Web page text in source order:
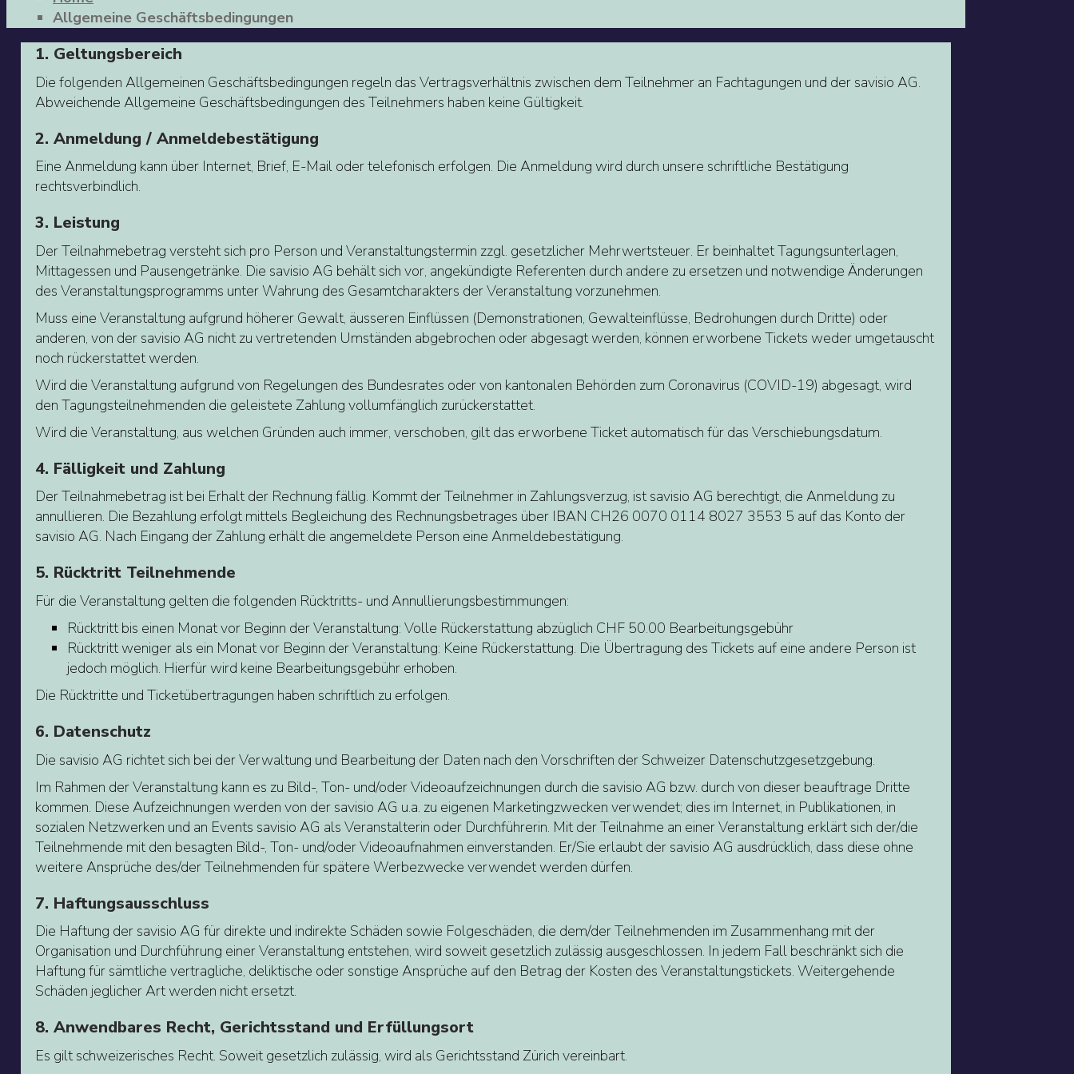
Allgemeine Geschäftsbedingungen
1. Geltungsbereich
Die folgenden Allgemeinen Geschäftsbedingungen regeln das Vertragsverhältnis zwischen dem Teilnehmer an Fachtagungen und der savisio AG.
Abweichende Allgemeine Geschäftsbedingungen des Teilnehmers haben keine Gültigkeit.
2. Anmeldung / Anmeldebestätigung
Eine Anmeldung kann über Internet, Brief, E-Mail oder telefonisch erfolgen. Die Anmeldung wird durch unsere schriftliche Bestätigung
rechtsverbindlich.
3. Leistung
Der Teilnahmebetrag versteht sich pro Person und Veranstaltungstermin zzgl. gesetzlicher Mehrwertsteuer. Er beinhaltet Tagungsunterlagen,
Mittagessen und Pausengetränke. Die savisio AG behält sich vor, angekündigte Referenten durch andere zu ersetzen und notwendige Änderungen
des Veranstaltungsprogramms unter Wahrung des Gesamtcharakters der Veranstaltung vorzunehmen.
Muss eine Veranstaltung aufgrund höherer Gewalt, äusseren Einflüssen (Demonstrationen, Gewalteinflüsse, Bedrohungen durch Dritte) oder
anderen, von der savisio AG nicht zu vertretenden Umständen abgebrochen oder abgesagt werden, können erworbene Tickets weder umgetauscht
noch rückerstattet werden.
Wird die Veranstaltung aufgrund von Regelungen des Bundesrates oder von kantonalen Behörden zum Coronavirus (COVID-19) abgesagt, wird
den Tagungsteilnehmenden die geleistete Zahlung vollumfänglich zurückerstattet.
Wird die Veranstaltung, aus welchen Gründen auch immer, verschoben, gilt das erworbene Ticket automatisch für das Verschiebungsdatum.
4. Fälligkeit und Zahlung
Der Teilnahmebetrag ist bei Erhalt der Rechnung fällig. Kommt der Teilnehmer in Zahlungsverzug, ist savisio AG berechtigt, die Anmeldung zu
annullieren. Die Bezahlung erfolgt mittels Begleichung des Rechnungsbetrages über IBAN CH26 0070 0114 8027 3553 5 auf das Konto der
savisio AG. Nach Eingang der Zahlung erhält die angemeldete Person eine Anmeldebestätigung.
5. Rücktritt Teilnehmende
Für die Veranstaltung gelten die folgenden Rücktritts- und Annullierungsbestimmungen:
Rücktritt bis einen Monat vor Beginn der Veranstaltung: Volle Rückerstattung abzüglich CHF 50.00 Bearbeitungsgebühr
Rücktritt weniger als ein Monat vor Beginn der Veranstaltung: Keine Rückerstattung. Die Übertragung des Tickets auf eine andere Person ist
jedoch möglich. Hierfür wird keine Bearbeitungsgebühr erhoben.
Die Rücktritte und Ticketübertragungen haben schriftlich zu erfolgen.
6. Datenschutz
Die savisio AG richtet sich bei der Verwaltung und Bearbeitung der Daten nach den Vorschriften der Schweizer Datenschutzgesetzgebung.
Im Rahmen der Veranstaltung kann es zu Bild-, Ton- und/oder Videoaufzeichnungen durch die savisio AG bzw. durch von dieser beauftrage Dritte
kommen. Diese Aufzeichnungen werden von der savisio AG u.a. zu eigenen Marketingzwecken verwendet; dies im Internet, in Publikationen, in
sozialen Netzwerken und an Events savisio AG als Veranstalterin oder Durchführerin. Mit der Teilnahme an einer Veranstaltung erklärt sich der/die
Teilnehmende mit den besagten Bild-, Ton- und/oder Videoaufnahmen einverstanden. Er/Sie erlaubt der savisio AG ausdrücklich, dass diese ohne
weitere Ansprüche des/der Teilnehmenden für spätere Werbezwecke verwendet werden dürfen.
7. Haftungsausschluss
Die Haftung der savisio AG für direkte und indirekte Schäden sowie Folgeschäden, die dem/der Teilnehmenden im Zusammenhang mit der
Organisation und Durchführung einer Veranstaltung entstehen, wird soweit gesetzlich zulässig ausgeschlossen. In jedem Fall beschränkt sich die
Haftung für sämtliche vertragliche, deliktische oder sonstige Ansprüche auf den Betrag der Kosten des Veranstaltungstickets. Weitergehende
Schäden jeglicher Art werden nicht ersetzt.
8. Anwendbares Recht, Gerichtsstand und Erfüllungsort
Es gilt schweizerisches Recht. Soweit gesetzlich zulässig, wird als Gerichtsstand Zürich vereinbart.